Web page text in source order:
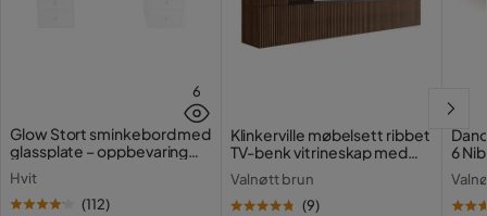
6
Glow Stort sminkebord med
glassplate – oppbevaring
med skuffer og rom 120 cm
Hvit
(112)
Klinkerville møbelsett ribbet
TV-benk vitrineskap med
LED-belysning vegghengt -
gulvstående 260 cm
Valnøtt brun
(9)
6